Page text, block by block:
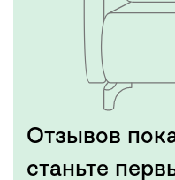
Отзывов
станьте